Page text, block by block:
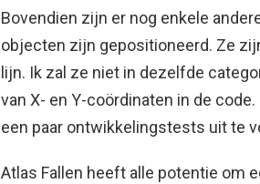
Bovendien zijn er nog enkele
objecten zijn gepositioneerd. Ze
lijn. Ik zal ze niet in dezelfde
van X- en Y-coördinaten in de
een paar ontwikkelingstests uit te
Atlas Fallen heeft alle potentie om